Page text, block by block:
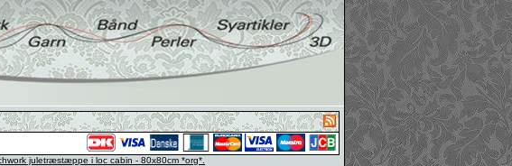
juletræstæppe i loc cabin - 80x80cm *org*.